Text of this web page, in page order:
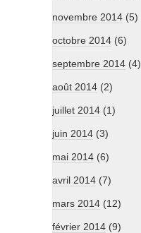
novembre 2014 (5)
octobre 2014 (6)
septembre 2014 (4)
août 2014 (2)
juillet 2014 (1)
juin 2014 (3)
mai 2014 (6)
avril 2014 (7)
mars 2014 (12)
février 2014 (9)